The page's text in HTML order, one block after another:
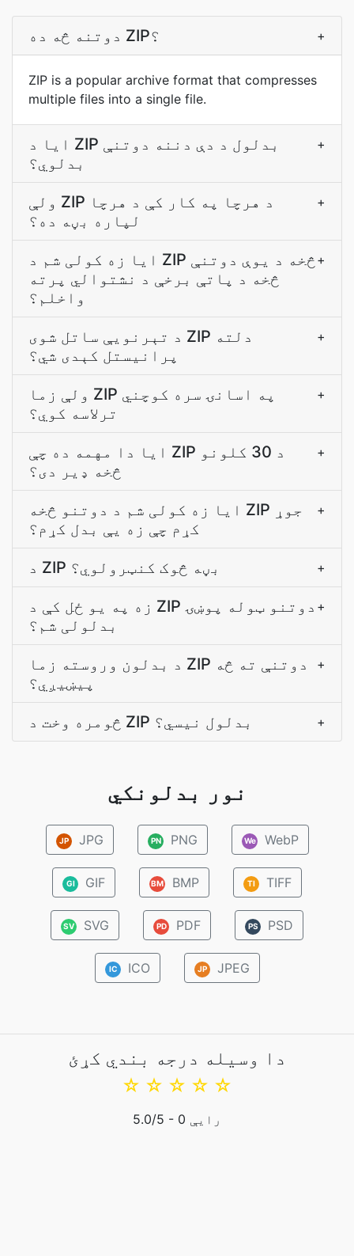
دوتنه څه ده ZIP؟ +
ZIP is a popular archive format that compresses
multiple files into a single file.
ایا د ZIP بدلول د دې دننه دوتنې
بدلوي؟
+
ولې ZIP د هرچا په کار کې د هرچا
لپاره بڼه ده؟
+
ایا زه کولی شم د ZIP څخه د یوې دوتنې
څخه د پاتې برخې د نشتوالي پرته
واخلم؟
+
د تېرنويې ساتل شوی ZIP دلته
پرانيستل کېدی شي؟
+
ولې زما ZIP په اسانۍ سره کوچني
ترلاسه کوي؟
+
ایا دا مهمه ده چې ZIP د 30 کلونو
څخه ډیر دی؟
+
ایا زه کولی شم د دوتنو څخه ZIP جوړ
کړم چې زه یې بدل کړم؟
+
د ZIP بڼه څوک کنټرولوي؟ +
زه په يو ځل کې د ZIP دوتنو ټوله پوښۍ
بدلولی شم؟
+
د بدلون وروسته زما ZIP دوتنې ته څه
پیښیږي؟
+
څومره وخت د ZIP بدلول نیسي؟ +
نور بدلونکي
JP JPG PN PNG We WebP
GI GIF BM BMP TI TIFF
SV SVG PD PDF PS PSD
IC ICO JP JPEG
دا وسیله درجه بندي کړئ
☆
☆
☆
☆
☆
5.0/5 - 0 رایې